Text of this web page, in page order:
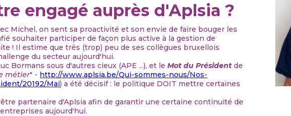
engagé auprès d'Aplsia ?
Michel, on sent sa proactivité et son envie de faire bouger les
souhaiter participer de façon plus active à la gestion de
! Il estime que très (trop) peu de ses collègues bruxellois
du secteur aujourd'hui.
Bormans sous d'autres cieux (APE ...), et leMot du Président de
métier" - http://www.aplsia.be/Qui-sommes-nous/Nos-
20192/Mai) a été décisif : le politique DOIT mettre certaines
partenaire d'Aplsia afin de garantir une certaine continuité de
aujourd'hui.